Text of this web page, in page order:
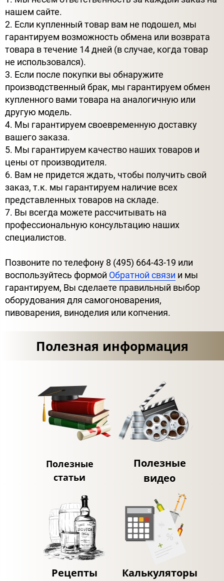
нашем сайте.
2. Если купленный товар вам не подошел, мы
гарантируем возможность обмена или возврата
товара в течение 14 дней (в случае, когда товар
не использовался).
3. Если после покупки вы обнаружите
производственный брак, мы гарантируем обмен
купленного вами товара на аналогичную или
другую модель.
4. Мы гарантируем своевременную доставку
вашего заказа.
5. Мы гарантируем качество наших товаров и
цены от производителя.
6. Вам не придется ждать, чтобы получить свой
заказ, т.к. мы гарантируем наличие всех
представленных товаров на складе.
7. Вы всегда можете рассчитывать на
профессиональную консультацию наших
специалистов.
Позвоните по телефону 8 (495) 664-43-19 или
воспользуйтесь формой Обратной связи и мы
гарантируем, Вы сделаете правильный выбор
оборудования для самогоноварения,
пивоварения, виноделия или копчения.
Полезная информация
Полезные
статьи
Полезные
видео
Рецепты Калькуляторы